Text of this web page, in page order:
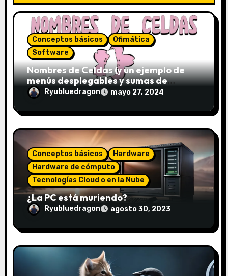
Conceptos básicos
Ofimática
Software
Nombres de Celdas (y un ejemplo de
menús desplegables y sumas de
conjuntos)
Ryubluedragon mayo 27, 2024
Conceptos básicos
Hardware
Hardware de cómputo
Tecnologías Cloud o en la Nube
¿La PC está muriendo?
Ryubluedragon agosto 30, 2023